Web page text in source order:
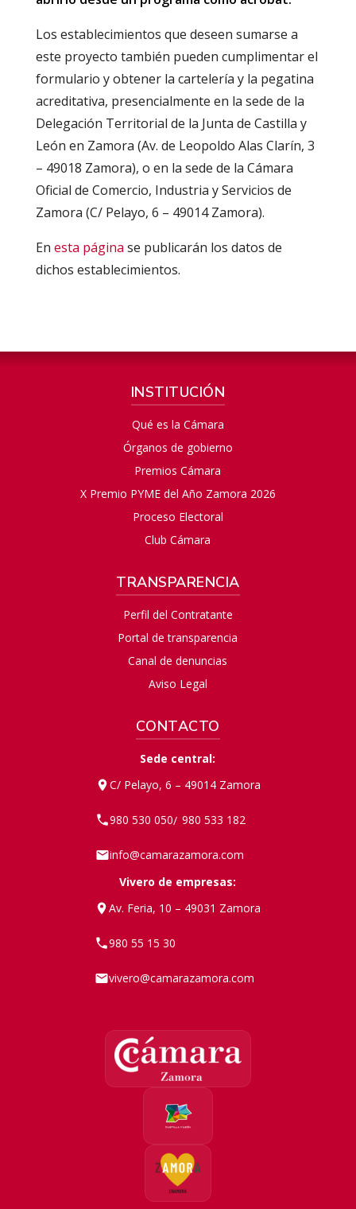
Los establecimientos que deseen sumarse a
este proyecto también pueden cumplimentar el
formulario y obtener la cartelería y la pegatina
acreditativa, presencialmente en la sede de la
Delegación Territorial de la Junta de Castilla y
León en Zamora (Av. de Leopoldo Alas Clarín, 3
– 49018 Zamora), o en la sede de la Cámara
Oficial de Comercio, Industria y Servicios de
Zamora (C/ Pelayo, 6 – 49014 Zamora).
En esta página se publicarán los datos de
dichos establecimientos.
INSTITUCIÓN
Qué es la Cámara
Órganos de gobierno
Premios Cámara
X Premio PYME del Año Zamora 2026
Proceso Electoral
Club Cámara
TRANSPARENCIA
Perfil del Contratante
Portal de transparencia
Canal de denuncias
Aviso Legal
CONTACTO
Sede central:
C/ Pelayo, 6 – 49014 Zamora
980 530 050/ 980 533 182
info@camarazamora.com
Vivero de empresas:
Av. Feria, 10 – 49031 Zamora
980 55 15 30
vivero@camarazamora.com